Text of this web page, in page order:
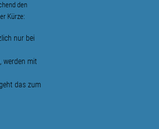
den
Kürze:
nur bei
werden mit
das zum